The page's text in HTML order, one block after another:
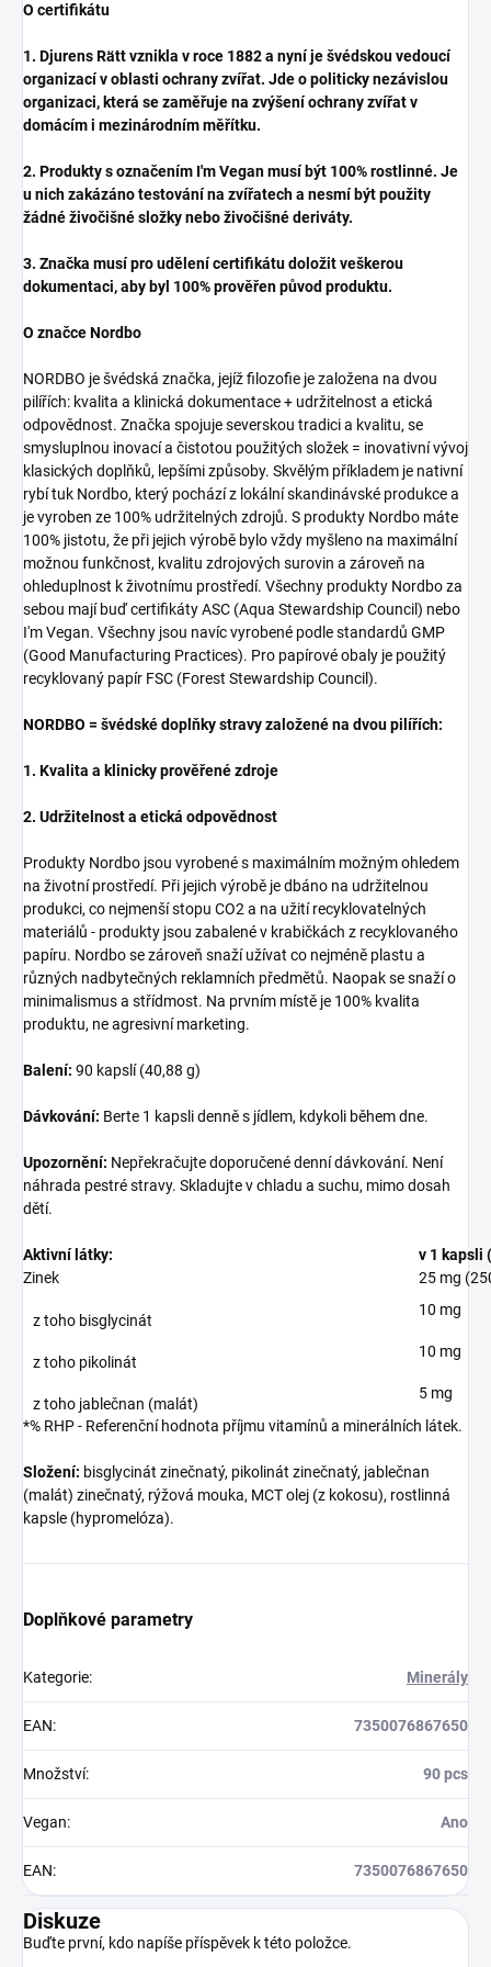
O certifikátu
1. Djurens Rätt vznikla v roce 1882 a nyní je švédskou vedoucí
organizací v oblasti ochrany zvířat. Jde o politicky nezávislou
organizaci, která se zaměřuje na zvýšení ochrany zvířat v
domácím i mezinárodním měřítku.
2. Produkty s označením I'm Vegan musí být 100% rostlinné. Je
u nich zakázáno testování na zvířatech a nesmí být použity
žádné živočišné složky nebo živočišné deriváty.
3. Značka musí pro udělení certifikátu doložit veškerou
dokumentaci, aby byl 100% prověřen původ produktu.
O značce Nordbo
NORDBO je švédská značka, jejíž filozofie je založena na dvou
pilířích: kvalita a klinická dokumentace + udržitelnost a etická
odpovědnost. Značka spojuje severskou tradici a kvalitu, se
smysluplnou inovací a čistotou použitých složek = inovativní vývoj
klasických doplňků, lepšími způsoby. Skvělým příkladem je nativní
rybí tuk Nordbo, který pochází z lokální skandinávské produkce a
je vyroben ze 100% udržitelných zdrojů. S produkty Nordbo máte
100% jistotu, že při jejich výrobě bylo vždy myšleno na maximální
možnou funkčnost, kvalitu zdrojových surovin a zároveň na
ohleduplnost k životnímu prostředí. Všechny produkty Nordbo za
sebou mají buď certifikáty ASC (Aqua Stewardship Council) nebo
I'm Vegan. Všechny jsou navíc vyrobené podle standardů GMP
(Good Manufacturing Practices). Pro papírové obaly je použitý
recyklovaný papír FSC (Forest Stewardship Council).
NORDBO = švédské doplňky stravy založené na dvou pilířích:
1. Kvalita a klinicky prověřené zdroje
2. Udržitelnost a etická odpovědnost
Produkty Nordbo jsou vyrobené s maximálním možným ohledem
na životní prostředí. Při jejich výrobě je dbáno na udržitelnou
produkci, co nejmenší stopu CO2 a na užití recyklovatelných
materiálů - produkty jsou zabalené v krabičkách z recyklovaného
papíru. Nordbo se zároveň snaží užívat co nejméně plastu a
různých nadbytečných reklamních předmětů. Naopak se snaží o
minimalismus a střídmost. Na prvním místě je 100% kvalita
produktu, ne agresivní marketing.
Balení: 90 kapslí (40,88 g)
Dávkování: Berte 1 kapsli denně s jídlem, kdykoli během dne.
Upozornění: Nepřekračujte doporučené denní dávkování. Není
náhrada pestré stravy. Skladujte v chladu a suchu, mimo dosah
dětí.
Aktivní látky:
v 1 kapsli
Zinek
25 mg
z toho bisglycinát
10 mg
z toho pikolinát
10 mg
z toho jablečnan (malát)
5 mg
*% RHP - Referenční hodnota příjmu vitamínů a minerálních látek.
Složení: bisglycinát zinečnatý, pikolinát zinečnatý, jablečnan
(malát) zinečnatý, rýžová mouka, MCT olej (z kokosu), rostlinná
kapsle (hypromelóza).
Doplňkové parametry
Kategorie: Minerály
EAN: 7350076867650
Množství: 90 pcs
Vegan: Ano
EAN: 7350076867650
Diskuze
Buďte první, kdo napíše příspěvek k této položce.